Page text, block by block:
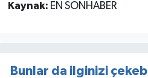
Kaynak: EN SONHABER
Bunlar da ilginizi